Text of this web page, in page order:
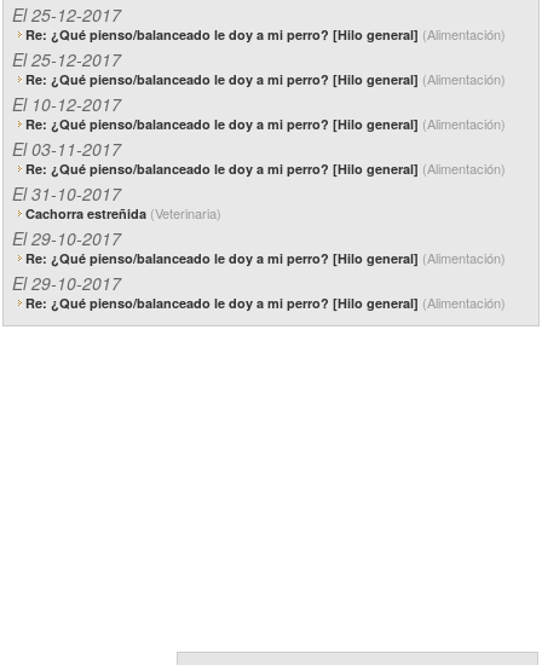
El 25-12-2017
Re: ¿Qué pienso/balanceado le doy a mi perro? [Hilo general] (Alimentación)
El 25-12-2017
Re: ¿Qué pienso/balanceado le doy a mi perro? [Hilo general] (Alimentación)
El 10-12-2017
Re: ¿Qué pienso/balanceado le doy a mi perro? [Hilo general] (Alimentación)
El 03-11-2017
Re: ¿Qué pienso/balanceado le doy a mi perro? [Hilo general] (Alimentación)
El 31-10-2017
Cachorra estreñida (Veterinaria)
El 29-10-2017
Re: ¿Qué pienso/balanceado le doy a mi perro? [Hilo general] (Alimentación)
El 29-10-2017
Re: ¿Qué pienso/balanceado le doy a mi perro? [Hilo general] (Alimentación)